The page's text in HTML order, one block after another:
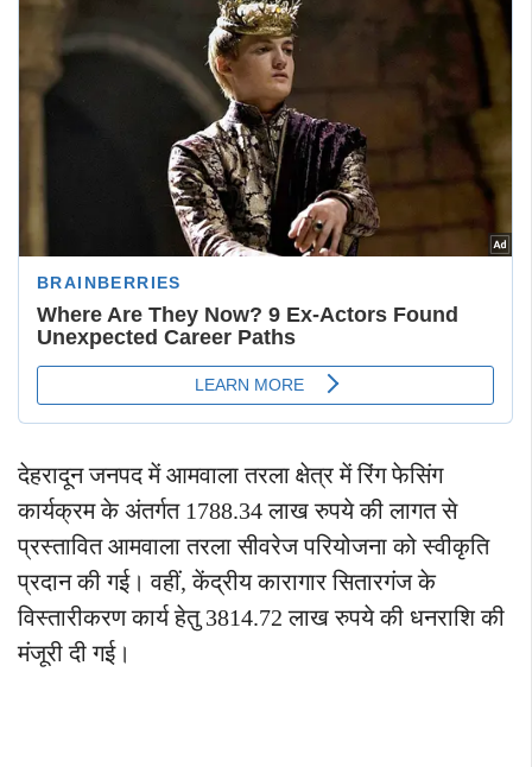
देहरादून जनपद में आमवाला तरला क्षेत्र में रिंग फेसिंग
कार्यक्रम के अंतर्गत 1788.34 लाख रुपये की लागत से
प्रस्तावित आमवाला तरला सीवरेज परियोजना को स्वीकृति
प्रदान की गई। वहीं, केंद्रीय कारागार सितारगंज के
विस्तारीकरण कार्य हेतु 3814.72 लाख रुपये की धनराशि की
मंजूरी दी गई।